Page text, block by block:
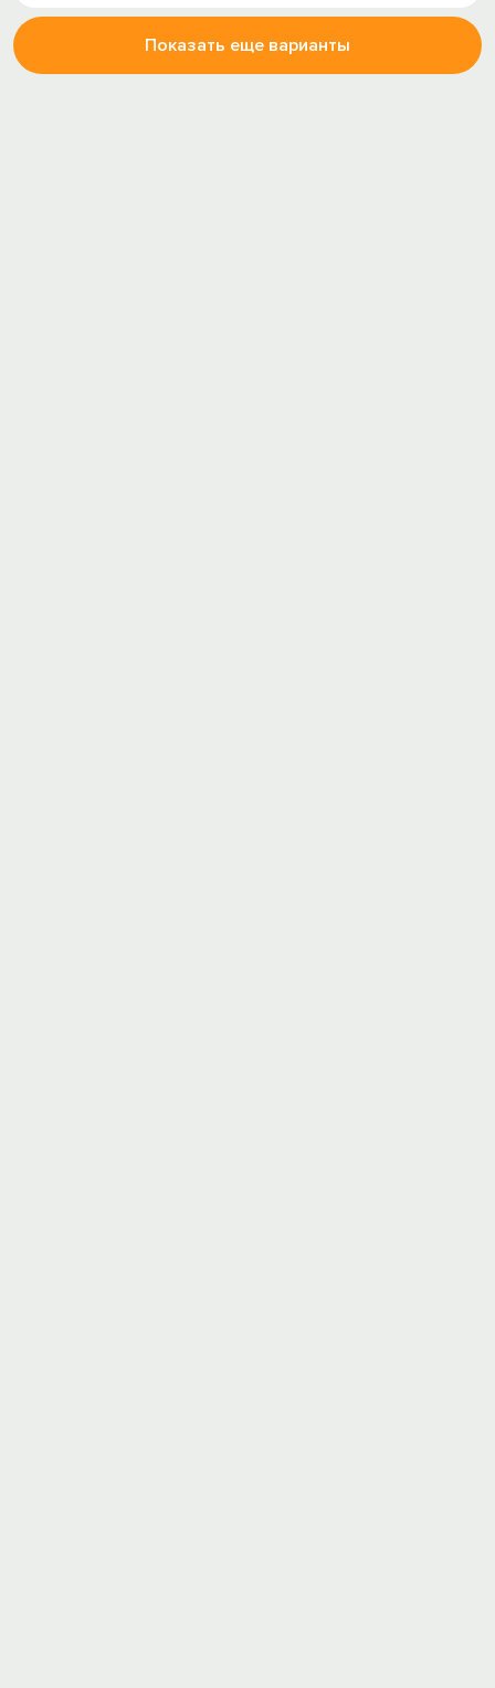
Показать еще варианты